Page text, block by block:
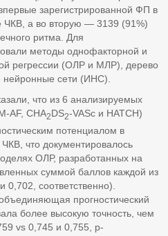
зарегистрированной ФП в
ЧКВ, а во вторую — 3139 (91%)
ритма. Для
методы однофакторной и
регрессии (ОЛР и МЛР), дерево
нейронные сети (ИНС).
что из 6 анализируемых
AF, CHA2DS2-VASc и HATCH)
потенциалом в
что документировалось
ОЛР, разработанных на
суммой баллов каждой из
соответственно).
прогностический
более высокую точность, чем
vs 0,745 и 0,755, p-